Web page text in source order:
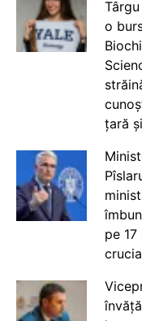
o
țară
pe